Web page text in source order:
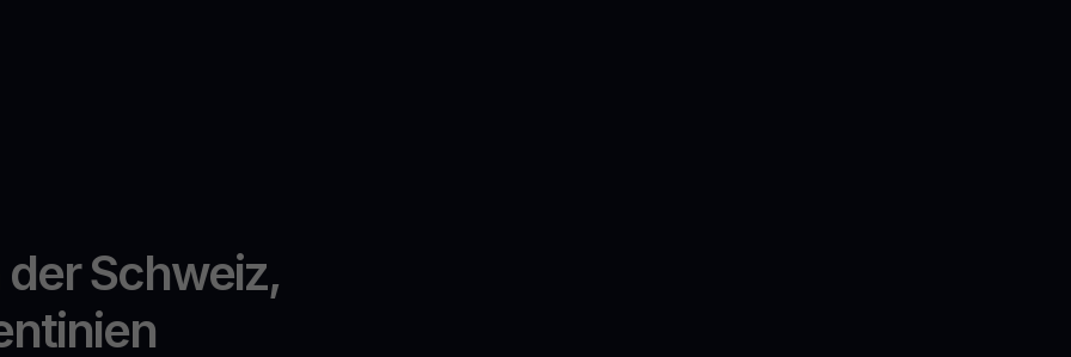
Schweiz,